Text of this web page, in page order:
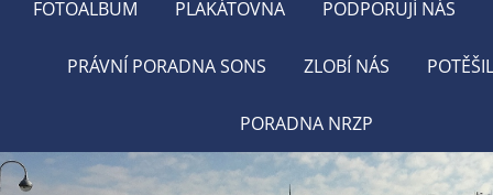
FOTOALBUM PLAKÁTOVNA PODPORUJÍ NÁS
PRÁVNÍ PORADNA SONS ZLOBÍ NÁS
PORADNA NRZP